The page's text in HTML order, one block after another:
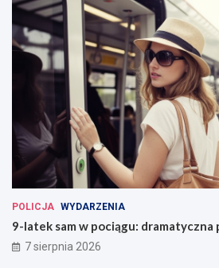
POLICJA WYDARZENIA
9-latek sam w pociągu: dramatyczna
7 sierpnia 2026